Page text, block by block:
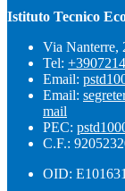
Istituto Tecnico
Via Nanterre,
Tel:
Email:
Email:
mail
PEC:
C.F.:
OID: